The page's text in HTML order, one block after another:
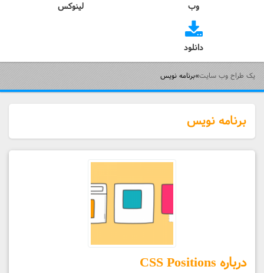
وب لینوکس
دانلود
یک طراح وب سایت»برنامه نویس
برنامه نویس
درباره CSS Positions